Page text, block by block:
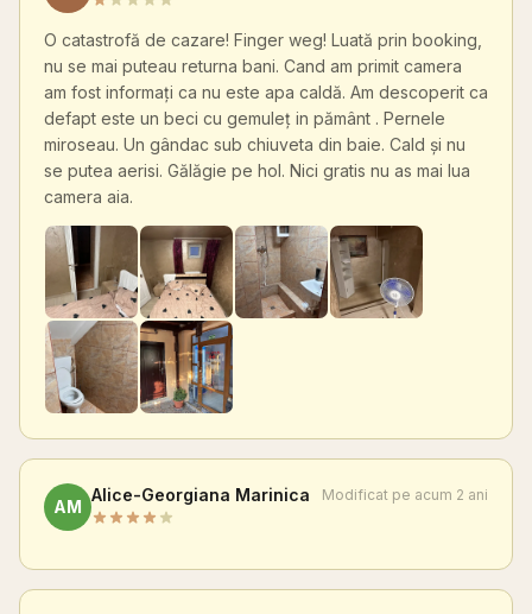
O catastrofă de cazare! Finger weg! Luată prin booking,
nu se mai puteau returna bani. Cand am primit camera
am fost informați ca nu este apa caldă. Am descoperit ca
defapt este un beci cu gemuleț in pământ . Pernele
miroseau. Un gândac sub chiuveta din baie. Cald și nu
se putea aerisi. Gălăgie pe hol. Nici gratis nu as mai lua
camera aia.
AM
Alice-Georgiana Marinica Modificat pe acum 2 ani